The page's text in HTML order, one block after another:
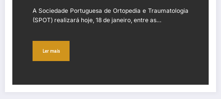
A Sociedade Portuguesa de Ortopedia e Traumatologia
(SPOT) realizará hoje, 18 de janeiro, entre as…
Ler mais